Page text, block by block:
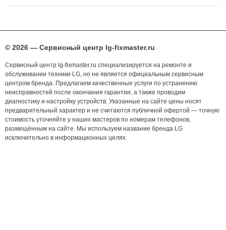
© 2026 — Сервисный центр lg-fixmaster.ru
Сервисный центр lg-fixmaster.ru специализируется на ремонте и
обслуживании техники LG, но не является официальным сервисным
центром бренда. Предлагаем качественные услуги по устранению
неисправностей после окончания гарантии, а также проводим
диагностику и настройку устройств. Указанные на сайте цены носят
предварительный характер и не считаются публичной офертой — точную
стоимость уточняйте у наших мастеров по номерам телефонов,
размещённым на сайте. Мы используем название бренда LG
исключительно в информационных целях.